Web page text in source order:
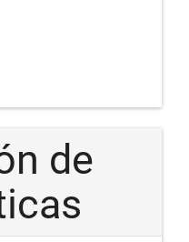
de